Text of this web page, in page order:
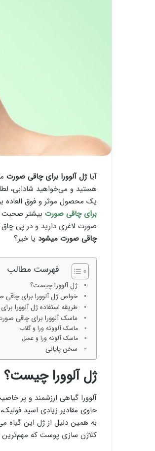
آیاژل آلوورا برای چاقی صورت
هستید و می‌خواهید شادابی،
یک محصول موثر و فوق العاده
برای چاقی صورت بیشتر صحبت
صورت لاغری دارید و در پی
چاقی صورت میشود یا خیر؟
فهرست مطالب
ژل آلوورا چیست؟
خواص ژل آلوورا برای چاقی
طریقه استفاده ژل آلوورا
ماسک آلوورا برای چاقی
ماسک آلووئه ورا و گلاب
ماسک آلوئه ورا و عسل
سخن پایانی
ژل آلوورا چیست؟
آلوورا گیاهی ارزشمند و پر
به همین دلیل از ژل این گیاه
کلاژن سازی پوست که مهم‌ترین